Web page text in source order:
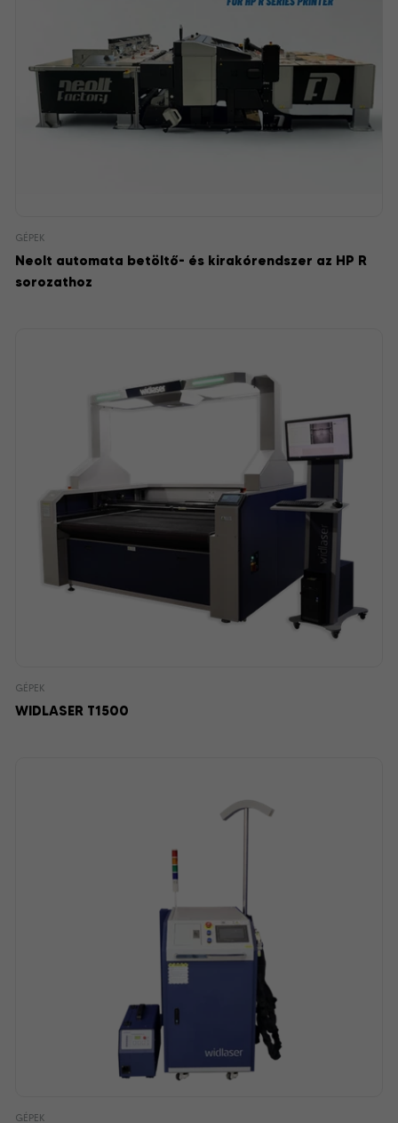
GÉPEK
Neolt automata betöltő- és kirakórendszer az HP R
sorozathoz
GÉPEK
WIDLASER T1500
GÉPEK